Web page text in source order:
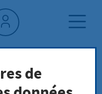
de